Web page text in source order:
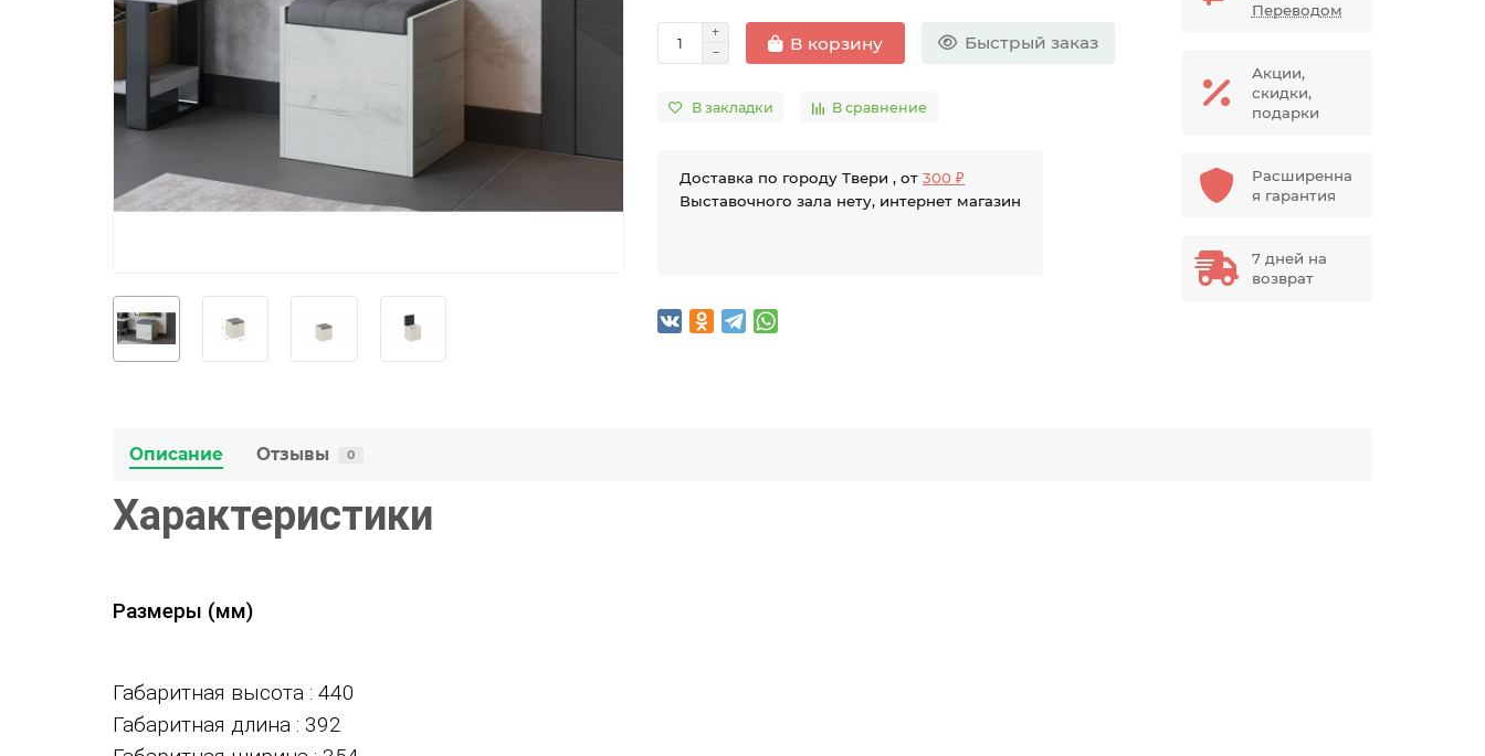
В корзину Быстрый заказ
В закладки В сравнение
Доставка по городу Твери , от300 ₽
Выставочного зала нету, интернет магазин
Переводом
Акции,
скидки,
подарки
Расширенна
я гарантия
7 дней на
возврат
Описание Отзывы 0
Характеристики
Размеры (мм)
Габаритная высота : 440
Габаритная длина : 392